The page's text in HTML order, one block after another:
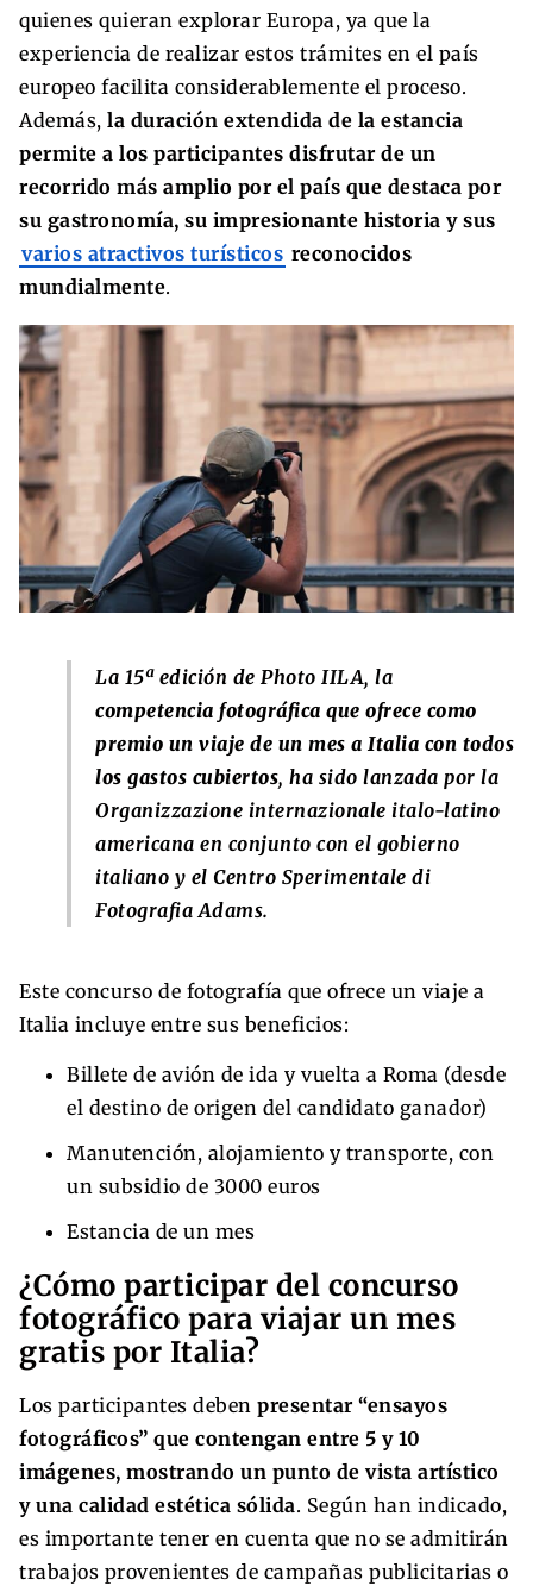
quienes quieran explorar Europa, ya que la
experiencia de realizar estos trámites en el país
europeo facilita considerablemente el proceso.
Además, la duración extendida de la estancia
permite a los participantes disfrutar de un
recorrido más amplio por el país que destaca por
su gastronomía, su impresionante historia y sus
varios atractivos turísticos reconocidos
mundialmente.
La 15ª edición de Photo IILA, la
competencia fotográfica que ofrece como
premio un viaje de un mes a Italia con todos
los gastos cubiertos, ha sido lanzada por la
Organizzazione internazionale italo-latino
americana en conjunto con el gobierno
italiano y el Centro Sperimentale di
Fotografia Adams.
Este concurso de fotografía que ofrece un viaje a
Italia incluye entre sus beneficios:
Billete de avión de ida y vuelta a Roma (desde
el destino de origen del candidato ganador)
Manutención, alojamiento y transporte, con
un subsidio de 3000 euros
Estancia de un mes
¿Cómo participar del concurso
fotográfico para viajar un mes
gratis por Italia?
Los participantes deben presentar “ensayos
fotográficos” que contengan entre 5 y 10
imágenes, mostrando un punto de vista artístico
y una calidad estética sólida. Según han indicado,
es importante tener en cuenta que no se admitirán
trabajos provenientes de campañas publicitarias o